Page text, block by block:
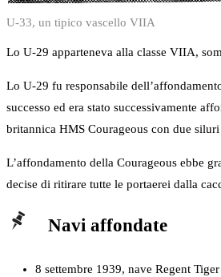
U-33, un tipico vascello VIIA
Lo U-29 apparteneva alla classe VIIA,
Lo U-29 fu responsabile
successo ed era stato successivamente
britannica HMS Courageous con due
L’affondamento della Courageous ebbe
decise di ritirare tutte le portaerei dalla
Navi affondate
8 settembre 1939, nave Regent